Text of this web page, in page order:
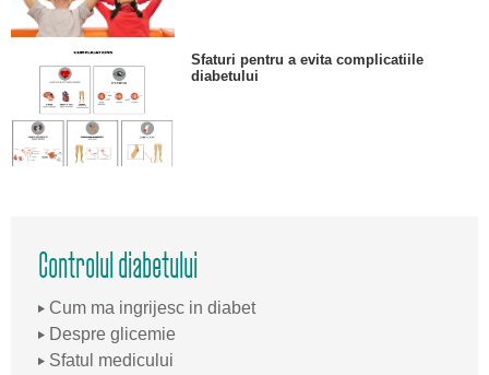
Sfaturi pentru a evita complicatiile
diabetului
Controlul diabetului
Cum ma ingrijesc in diabet
Despre glicemie
Sfatul medicului